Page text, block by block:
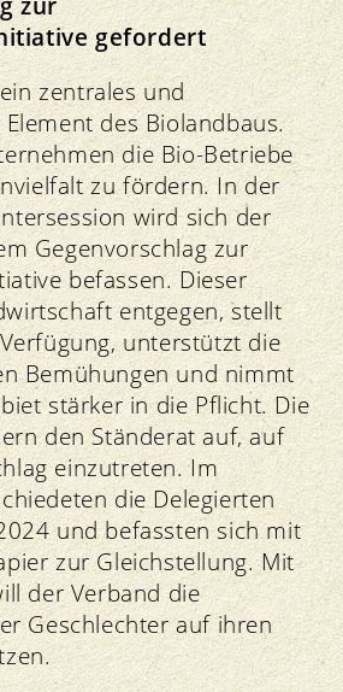
gefordert
zentrales und
des Biolandbaus.
die Bio-Betriebe
zu fördern. In der
wird sich der
Gegenvorschlag zur
befassen. Dieser
entgegen, stellt
unterstützt die
Bemühungen und nimmt
stärker in die Pflicht. Die
den Ständerat auf, auf
einzutreten. Im
die Delegierten
und befassten sich mit
zur Gleichstellung. Mit
der Verband die
Geschlechter auf ihren